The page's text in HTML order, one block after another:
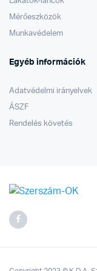
Mérőeszközök
Munkavédelem
Egyéb információk
Adatvédelmi irányelvek
ÁSZF
Rendelés követés